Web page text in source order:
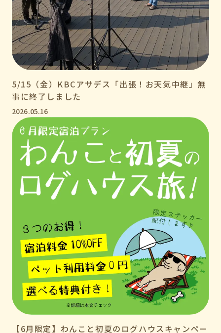
5/15（金）KBCアサデス「出張！お天気中継」無
事に終了しました
2026.05.16
【6月限定】わんこと初夏のログハウスキャンペー